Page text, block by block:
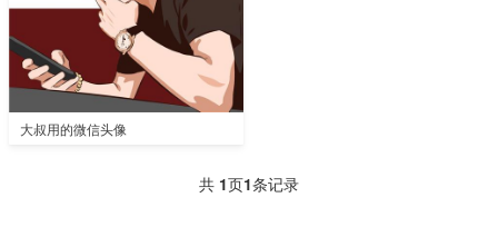
大叔用的微信头像
共 1页1条记录